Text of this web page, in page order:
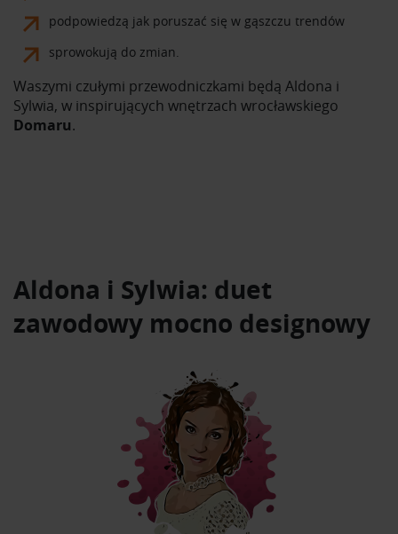
podpowiedzą jak poruszać się w gąszczu trendów
sprowokują do zmian.
Waszymi czułymi przewodniczkami będą Aldona i
Sylwia, w inspirujących wnętrzach wrocławskiego
Domaru.
Aldona i Sylwia: duet
zawodowy mocno designowy